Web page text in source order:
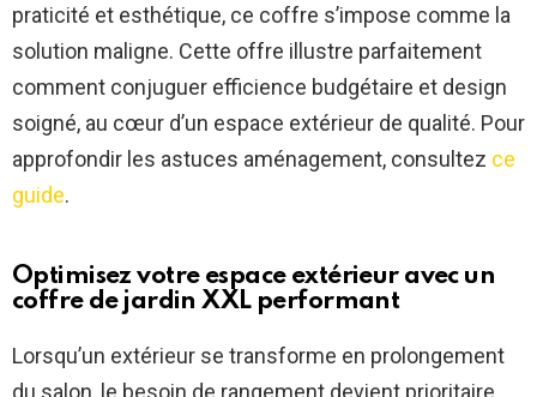
praticité et esthétique, ce coffre s’impose comme la
solution maligne. Cette offre illustre parfaitement
comment conjuguer efficience budgétaire et design
soigné, au cœur d’un espace extérieur de qualité. Pour
approfondir les astuces aménagement, consultez ce
guide.
Optimisez votre espace extérieur avec un
coffre de jardin XXL performant
Lorsqu’un extérieur se transforme en prolongement
du salon, le besoin de rangement devient prioritaire.